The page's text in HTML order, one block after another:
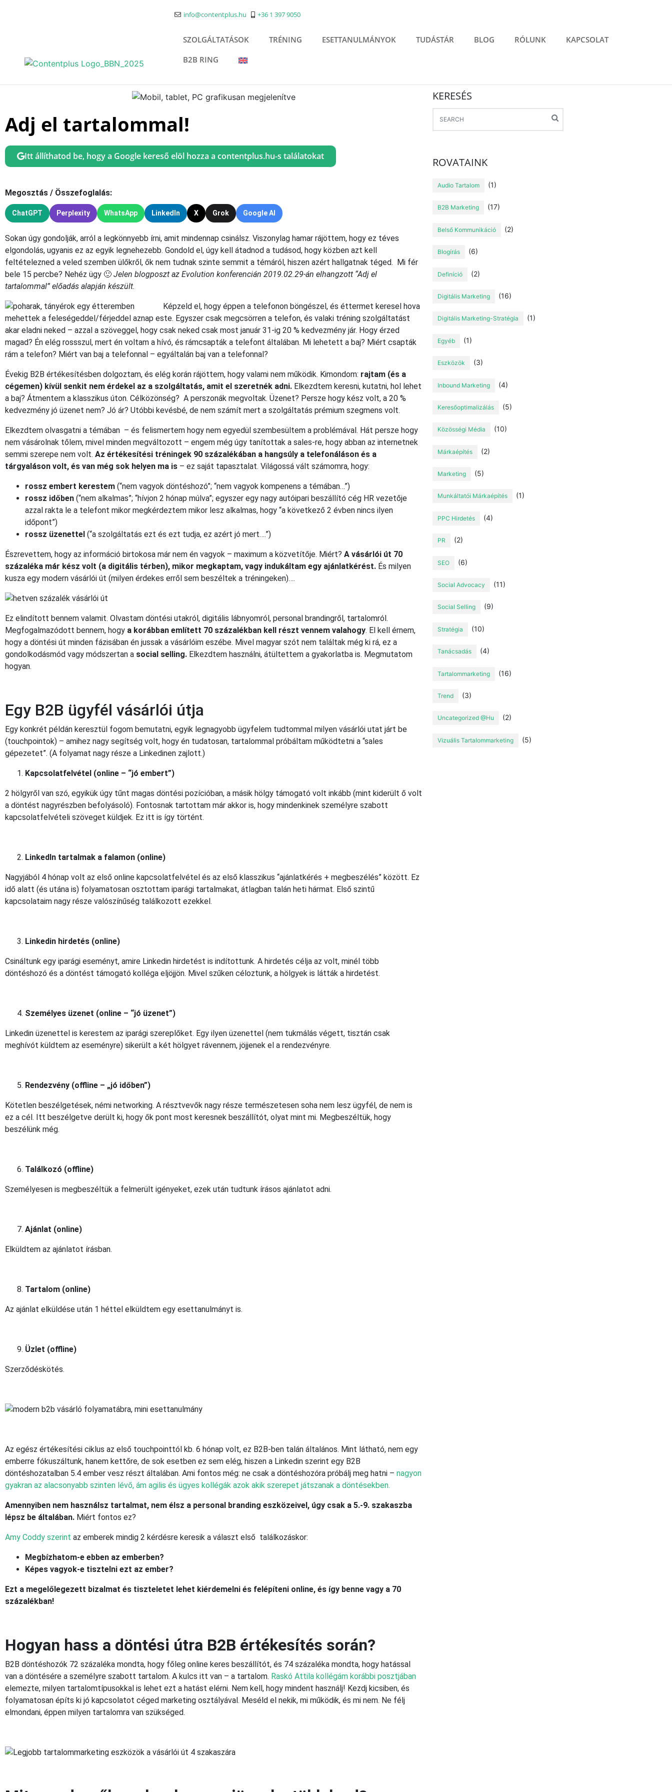
info@contentplus.hu +36 1 397 9050
SZOLGÁLTATÁSOK TRÉNING ESETTANULMÁNYOK TUDÁSTÁR BLOG RÓLUNK
KAPCSOLAT
B2B RING
Adj el tartalommal!
Itt állíthatod be, hogy a Google kereső elöl hozza a contentplus.hu-s találatokat
Megosztás / Összefoglalás:
ChatGPT Perplexity WhatsApp LinkedIn X Grok Google AI
Sokan úgy gondolják, arról a legkönnyebb írni, amit mindennap csinálsz. Viszonylag hamar rájöttem, hogy ez téves
elgondolás, ugyanis ez az egyik legnehezebb. Gondold el, úgy kell átadnod a tudásod, hogy közben azt kell
feltételezned a veled szemben ülőkről, ők nem tudnak szinte semmit a témáról, hiszen azért hallgatnak téged. Mi fér
bele 15 percbe? Nehéz ügy 🙂 Jelen blogposzt az Evolution konferencián 2019.02.29-án elhangzott “Adj el
tartalommal” előadás alapján készült.
Képzeld el, hogy éppen a telefonon böngészel, és éttermet keresel hova
mehettek a feleségeddel/férjeddel aznap este. Egyszer csak megcsörren a telefon, és valaki tréning szolgáltatást
akar eladni neked – azzal a szöveggel, hogy csak neked csak most január 31-ig 20 % kedvezmény jár. Hogy érzed
magad? Én elég rossszul, mert én voltam a hívó, és rámcsapták a telefont általában. Mi lehetett a baj? Miért csapták
rám a telefon? Miért van baj a telefonnal – egyáltalán baj van a telefonnal?
Évekig B2B értékesítésben dolgoztam, és elég korán rájöttem, hogy valami nem működik. Kimondom: rajtam (és a
cégemen) kívül senkit nem érdekel az a szolgáltatás, amit el szeretnék adni. Elkezdtem keresni, kutatni, hol lehet
a baj? Átmentem a klasszikus úton. Célközönség? A perszonák megvoltak. Üzenet? Persze hogy kész volt, a 20 %
kedvezmény jó üzenet nem? Jó ár? Utóbbi kevésbé, de nem számít mert a szolgáltatás prémium szegmens volt.
Elkezdtem olvasgatni a témában – és felismertem hogy nem egyedül szembesültem a problémával. Hát persze hogy
nem vásárolnak tőlem, mivel minden megváltozott – engem még úgy tanítottak a sales-re, hogy abban az internetnek
semmi szerepe nem volt. Az értékesítési tréningek 90 százalékában a hangsúly a telefonáláson és a
tárgyaláson volt, és van még sok helyen ma is – ez saját tapasztalat. Világossá vált számomra, hogy:
rossz embert kerestem (“nem vagyok döntéshozó”; “nem vagyok kompenens a témában…”)
rossz időben (“nem alkalmas”; “hívjon 2 hónap múlva”; egyszer egy nagy autóipari beszállító cég HR vezetője
azzal rakta le a telefont mikor megkérdeztem mikor lesz alkalmas, hogy “a következő 2 évben nincs ilyen
időpont”)
rossz üzenettel (“a szolgáltatás ezt és ezt tudja, ez azért jó mert….”)
Észrevettem, hogy az információ birtokosa már nem én vagyok – maximum a közvetítője. Miért? A vásárlói út 70
százaléka már kész volt (a digitális térben), mikor megkaptam, vagy indukáltam egy ajánlatkérést. És milyen
kusza egy modern vásárlói út (milyen érdekes erről sem beszéltek a tréningeken)….
Ez elindított bennem valamit. Olvastam döntési utakról, digitális lábnyomról, personal brandingről, tartalomról.
Megfogalmazódott bennem, hogy a korábban említett 70 százalékban kell részt vennem valahogy. El kell érnem,
hogy a döntési út minden fázisában én jussak a vásárlóim eszébe. Mivel magyar szót nem találtak még ki rá, ez a
gondolkodásmód vagy módszertan a social selling. Elkezdtem használni, átültettem a gyakorlatba is. Megmutatom
hogyan.
Egy B2B ügyfél vásárlói útja
Egy konkrét példán keresztül fogom bemutatni, egyik legnagyobb ügyfelem tudtommal milyen vásárlói utat járt be
(touchpointok) – amihez nagy segítség volt, hogy én tudatosan, tartalommal próbáltam működtetni a “sales
gépezetet”. (A folyamat nagy része a Linkedinen zajlott.)
Kapcsolatfelvétel (online – “jó embert”)
2 hölgyről van szó, egyikük úgy tűnt magas döntési pozícióban, a másik hölgy támogató volt inkább (mint kiderült ő volt
a döntést nagyrészben befolyásoló). Fontosnak tartottam már akkor is, hogy mindenkinek személyre szabott
kapcsolatfelvételi szöveget küldjek. Ez itt is így történt.
LinkedIn tartalmak a falamon (online)
Nagyjából 4 hónap volt az első online kapcsolatfelvétel és az első klasszikus “ajánlatkérés + megbeszélés” között. Ez
idő alatt (és utána is) folyamatosan osztottam iparági tartalmakat, átlagban talán heti hármat. Első szintű
kapcsolataim nagy része valószínűség találkozott ezekkel.
Linkedin hirdetés (online)
Csináltunk egy iparági eseményt, amire Linkedin hirdetést is indítottunk. A hirdetés célja az volt, minél több
döntéshozó és a döntést támogató kolléga eljöjjön. Mivel szűken céloztunk, a hölgyek is látták a hirdetést.
Személyes üzenet (online – “jó üzenet”)
Linkedin üzenettel is kerestem az iparági szereplőket. Egy ilyen üzenettel (nem tukmálás végett, tisztán csak
meghívót küldtem az eseményre) sikerült a két hölgyet rávennem, jöjjenek el a rendezvényre.
Rendezvény (offline – „jó időben”)
Kötetlen beszélgetések, némi networking. A résztvevők nagy része természetesen soha nem lesz ügyfél, de nem is
ez a cél. Itt beszélgetve derült ki, hogy ők pont most keresnek beszállítót, olyat mint mi. Megbeszéltük, hogy
beszélünk még.
Találkozó (offline)
Személyesen is megbeszéltük a felmerült igényeket, ezek után tudtunk írásos ajánlatot adni.
Ajánlat (online)
Elküldtem az ajánlatot írásban.
Tartalom (online)
Az ajánlat elküldése után 1 héttel elküldtem egy esettanulmányt is.
Üzlet (offline)
Szerződéskötés.
Az egész értékesítési ciklus az első touchpointtól kb. 6 hónap volt, ez B2B-ben talán általános. Mint látható, nem egy
emberre fókuszáltunk, hanem kettőre, de sok esetben ez sem elég, hiszen a Linkedin szerint egy B2B
döntéshozatalban 5.4 ember vesz részt általában. Ami fontos még: ne csak a döntéshozóra próbálj meg hatni – nagyon
gyakran az alacsonyabb szinten lévő, ám agilis és ügyes kollégák azok akik szerepet játszanak a döntésekben.
Amennyiben nem használsz tartalmat, nem élsz a personal branding eszközeivel, úgy csak a 5.-9. szakaszba
lépsz be általában. Miért fontos ez?
Amy Coddy szerint az emberek mindig 2 kérdésre keresik a választ első találkozáskor:
Megbízhatom-e ebben az emberben?
Képes vagyok-e tisztelni ezt az ember?
Ezt a megelőlegezett bizalmat és tiszteletet lehet kiérdemelni és felépíteni online, és így benne vagy a 70
százalékban!
Hogyan hass a döntési útra B2B értékesítés során?
B2B döntéshozók 72 százaléka mondta, hogy főleg online keres beszállítót, és 74 százaléka mondta, hogy hatással
van a döntésére a személyre szabott tartalom. A kulcs itt van – a tartalom. Raskó Attila kollégám korábbi posztjában
elemezte, milyen tartalomtípusokkal is lehet ezt a hatást elérni. Nem kell, hogy mindent használj! Kezdj kicsiben, és
folyamatosan építs ki jó kapcsolatot céged marketing osztályával. Meséld el nekik, mi működik, és mi nem. Ne félj
elmondani, éppen milyen tartalomra van szükséged.
KERESÉS
ROVATAINK
Audio Tartalom (1)
B2B Marketing (17)
Belső Kommunikáció (2)
Blogírás (6)
Definíció (2)
Digitális Marketing (16)
Digitális Marketing-Stratégia (1)
Egyéb (1)
Eszközök (3)
Inbound Marketing (4)
Keresőoptimalizálás (5)
Közösségi Média (10)
Márkaépítés (2)
Marketing (5)
Munkáltatói Márkaépítés (1)
PPC Hirdetés (4)
PR (2)
SEO (6)
Social Advocacy (11)
Social Selling (9)
Stratégia (10)
Tanácsadás (4)
Tartalommarketing (16)
Trend (3)
Uncategorized @hu (2)
Vizuális Tartalommarketing (5)